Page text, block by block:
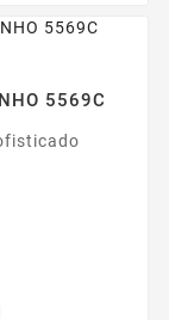
5569C